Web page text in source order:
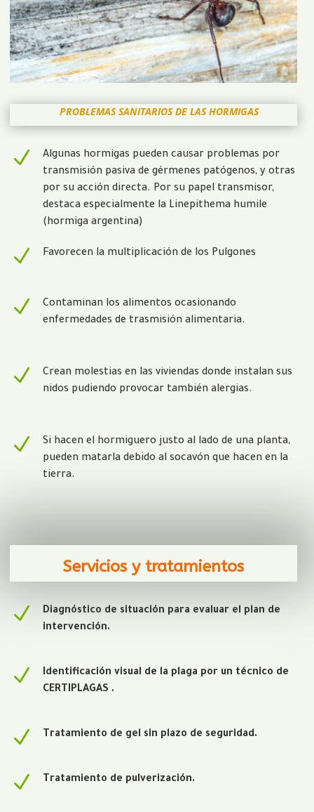
PROBLEMAS SANITARIOS DE LAS HORMIGAS
N
Algunas hormigas pueden causar problemas por
transmisión pasiva de gérmenes patógenos, y otras
por su acción directa. Por su papel transmisor,
destaca especialmente la Linepithema humile
(hormiga argentina)
N Favorecen la multiplicación de los Pulgones
N
Contaminan los alimentos ocasionando
enfermedades de trasmisión alimentaria.
N
Crean molestias en las viviendas donde instalan sus
nidos pudiendo provocar también alergias.
N
Si hacen el hormiguero justo al lado de una planta,
pueden matarla debido al socavón que hacen en la
tierra.
Servicios y tratamientos
N
Diagnóstico de situación para evaluar el plan de
intervención.
N
Identificación visual de la plaga por un técnico de
CERTIPLAGAS .
N Tratamiento de gel sin plazo de seguridad.
N Tratamiento de pulverización.